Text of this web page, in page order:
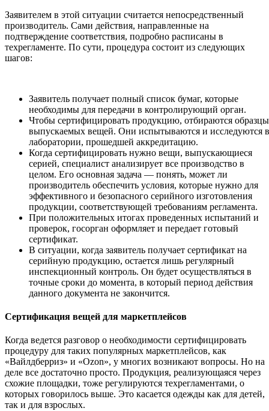
Заявителем в этой ситуации считается непосредственный
производитель. Сами действия, направленные на
подтверждение соответствия, подробно расписаны в
техрегламенте. По сути, процедура состоит из следующих
шагов:
Заявитель получает полный список бумаг, которые
необходимы для передачи в контролирующий орган.
Чтобы сертифицировать продукцию, отбираются образцы
выпускаемых вещей. Они испытываются и исследуются в
лаборатории, прошедшей аккредитацию.
Когда сертифицировать нужно вещи, выпускающиеся
серией, специалист анализирует все производство в
целом. Его основная задача — понять, может ли
производитель обеспечить условия, которые нужно для
эффективного и безопасного серийного изготовления
продукции, соответствующей требованиям регламента.
При положительных итогах проведенных испытаний и
проверок, госорган оформляет и передает готовый
сертификат.
В ситуации, когда заявитель получает сертификат на
серийную продукцию, остается лишь регулярный
инспекционный контроль. Он будет осуществляться в
точные сроки до момента, в который период действия
данного документа не закончится.
Сертификация вещей для маркетплейсов
Когда ведется разговор о необходимости сертифицировать
процедуру для таких популярных маркетплейсов, как
«Вайлдберриз» и «Ozon», у многих возникают вопросы. Но на
деле все достаточно просто. Продукция, реализующаяся через
схожие площадки, тоже регулируются техрегламентами, о
которых говорилось выше. Это касается одежды как для детей,
так и для взрослых.